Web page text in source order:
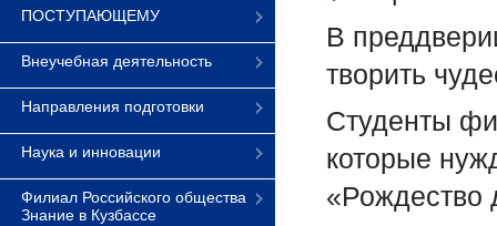
ПОСТУПАЮЩЕМУ
Внеучебная деятельность
Направления подготовки
Наука и инновации
Филиал Российского общества
Знание в Кузбассе
В
творить
Студенты
которые
«Рождество